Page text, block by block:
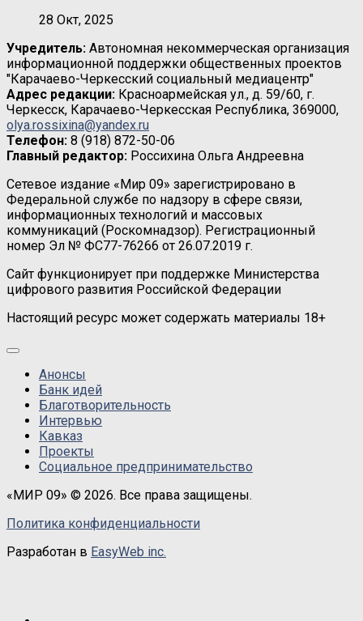
28 Окт, 2025
Учредитель: Автономная некоммерческая организация
информационной поддержки общественных проектов
"Карачаево-Черкесский социальный медиацентр"
Адрес редакции: Красноармейская ул., д. 59/60, г.
Черкесск, Карачаево-Черкесская Республика, 369000,
olya.rossixina@yandex.ru
Телефон: 8 (918) 872-50-06
Главный редактор: Россихина Ольга Андреевна
Сетевое издание «Мир 09» зарегистрировано в
Федеральной службе по надзору в сфере связи,
информационных технологий и массовых
коммуникаций (Роскомнадзор). Регистрационный
номер Эл № ФС77-76266 от 26.07.2019 г.
Сайт функционирует при поддержке Министерства
цифрового развития Российской Федерации
Настоящий ресурс может содержать материалы 18+
Анонсы
Банк идей
Благотворительность
Интервью
Кавказ
Проекты
Социальное предпринимательство
«МИР 09» © 2026. Все права защищены.
Политика конфиденциальности
Разработан в EasyWeb inc.